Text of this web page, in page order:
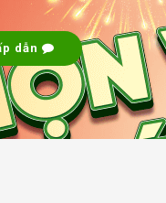
điện, không làm
Lĩnh Building có bãi
ô tô và xe máy, tạo
và khách hàng khi
dẫn